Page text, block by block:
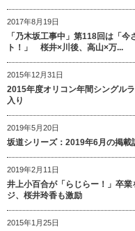
2017年8月19日
「乃木坂工事中」第118回は「
ト！」 桜井×川後、高山×万...
2015年12月31日
2015年度オリコン年間シングル
入り
2019年5月20日
坂道シリーズ：2019年6月の掲載
2019年2月11日
井上小百合が「らじらー！」卒
ジ、桜井玲香も激励
2015年1月25日